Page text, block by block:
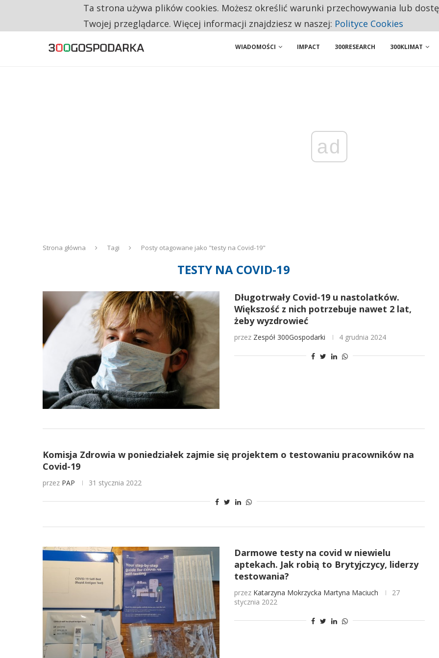
RESTRYKCJE CHIN UDERZAJĄ W EUROPEJSKI PRZEMYSŁ. NA LIŚCIE SĄ DWA PODMIOTY Z POLSKI
WIADOMOŚCI IMPACT 300RESEARCH 300KLIMAT
ad
Strona główna Tagi Posty otagowane jako "testy na Covid-19"
TESTY NA COVID-19
Długotrwały Covid-19 u nastolatków.
Większość z nich potrzebuje nawet 2 lat,
żeby wyzdrowieć
przez Zespół 300Gospodarki 4 grudnia 2024
Komisja Zdrowia w poniedziałek zajmie się projektem o testowaniu pracowników na
Covid-19
przez PAP 31 stycznia 2022
Darmowe testy na covid w niewielu
aptekach. Jak robią to Brytyjczycy, liderzy
testowania?
przez Katarzyna Mokrzycka Martyna Maciuch
27
stycznia 2022
Ta strona używa plików cookies. Możesz określić warunki przechowywania lub
Twojej przeglądarce. Więcej informacji znajdziesz w naszej: Polityce Cookies